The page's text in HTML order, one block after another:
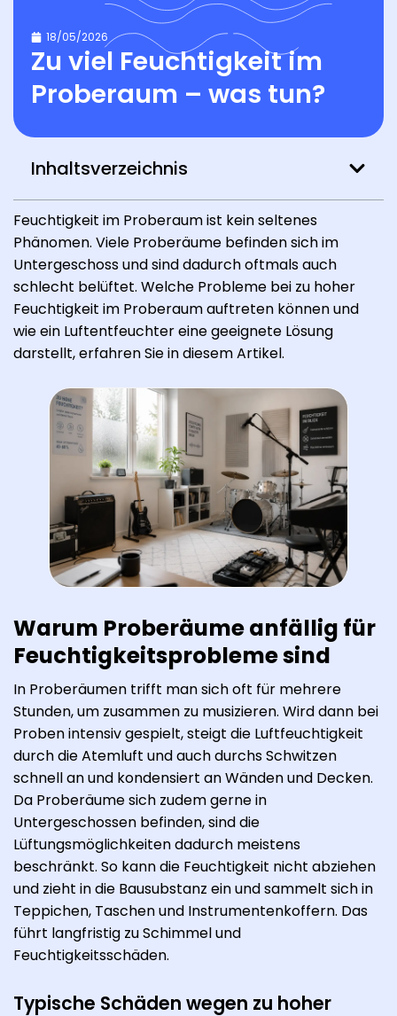
18/05/2026
Zu viel Feuchtigkeit im
Proberaum – was tun?
Inhaltsverzeichnis
Feuchtigkeit im Proberaum ist kein seltenes
Phänomen. Viele Proberäume befinden sich im
Untergeschoss und sind dadurch oftmals auch
schlecht belüftet. Welche Probleme bei zu hoher
Feuchtigkeit im Proberaum auftreten können und
wie ein Luftentfeuchter eine geeignete Lösung
darstellt, erfahren Sie in diesem Artikel.
Warum Proberäume anfällig für
Feuchtigkeitsprobleme sind
In Proberäumen trifft man sich oft für mehrere
Stunden, um zusammen zu musizieren. Wird dann bei
Proben intensiv gespielt, steigt die Luftfeuchtigkeit
durch die Atemluft und auch durchs Schwitzen
schnell an und kondensiert an Wänden und Decken.
Da Proberäume sich zudem gerne in
Untergeschossen befinden, sind die
Lüftungsmöglichkeiten dadurch meistens
beschränkt. So kann die Feuchtigkeit nicht abziehen
und zieht in die Bausubstanz ein und sammelt sich in
Teppichen, Taschen und Instrumentenkoffern. Das
führt langfristig zu Schimmel und
Feuchtigkeitsschäden.
Typische Schäden wegen zu hoher